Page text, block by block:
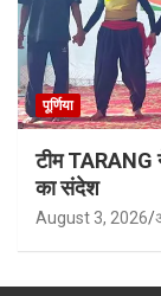
पूर्णिया
टीम TARANG
का संदेश
August 3, 2026